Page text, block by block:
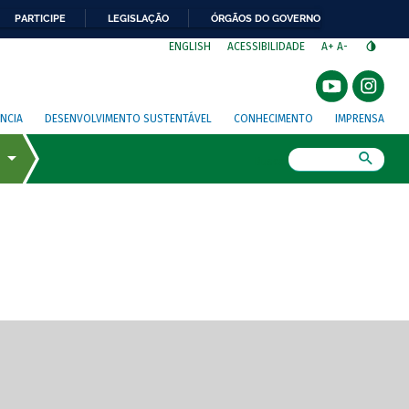
PARTICIPE LEGISLAÇÃO ÓRGÃOS DO GOVERNO
ENGLISH ACESSIBILIDADE A+ A-
DESENVOLVIMENTO SUSTENTÁVEL CONHECIMENTO IMPRENSA
de tela